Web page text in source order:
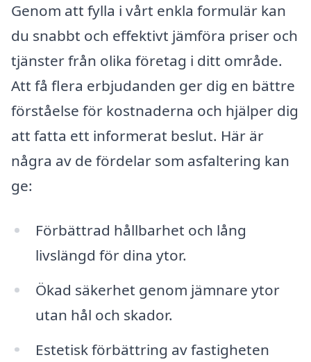
Genom att fylla i vårt enkla formulär kan
du snabbt och effektivt jämföra priser och
tjänster från olika företag i ditt område.
Att få flera erbjudanden ger dig en bättre
förståelse för kostnaderna och hjälper dig
att fatta ett informerat beslut. Här är
några av de fördelar som asfaltering kan
ge:
Förbättrad hållbarhet och lång
livslängd för dina ytor.
Ökad säkerhet genom jämnare ytor
utan hål och skador.
Estetisk förbättring av fastigheten